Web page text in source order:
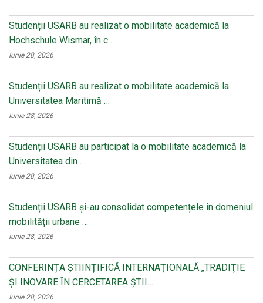
Studenții USARB au realizat o mobilitate academică la
Hochschule Wismar, în c…
Iunie 28, 2026
Studenții USARB au realizat o mobilitate academică la
Universitatea Maritimă …
Iunie 28, 2026
Studenții USARB au participat la o mobilitate academică la
Universitatea din …
Iunie 28, 2026
Studenții USARB și-au consolidat competențele în domeniul
mobilității urbane …
Iunie 28, 2026
CONFERINȚA ȘTIINȚIFICĂ INTERNAŢIONALĂ „TRADIŢIE
ŞI INOVARE ÎN CERCETAREA ŞTII…
Iunie 28, 2026